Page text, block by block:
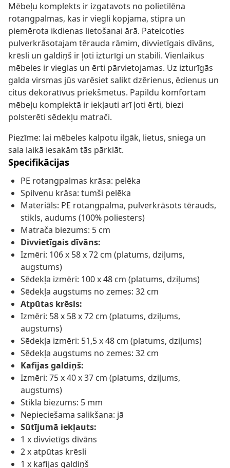
Mēbeļu komplekts ir izgatavots no polietilēna
rotangpalmas, kas ir viegli kopjama, stipra un
piemērota ikdienas lietošanai ārā. Pateicoties
pulverkrāsotajam tērauda rāmim, divvietīgais dīvāns,
krēsli un galdiņš ir ļoti izturīgi un stabili. Vienlaikus
mēbeles ir vieglas un ērti pārvietojamas. Uz izturīgās
galda virsmas jūs varēsiet salikt dzērienus, ēdienus un
citus dekoratīvus priekšmetus. Papildu komfortam
mēbeļu komplektā ir iekļauti arī ļoti ērti, biezi
polsterēti sēdekļu matrači.
Piezīme: lai mēbeles kalpotu ilgāk, lietus, sniega un
sala laikā iesakām tās pārklāt.
Specifikācijas
PE rotangpalmas krāsa: pelēka
Spilvenu krāsa: tumši pelēka
Materiāls: PE rotangpalma, pulverkrāsots tērauds,
stikls, audums (100% poliesters)
Matrača biezums: 5 cm
Divvietīgais dīvāns:
Izmēri: 106 x 58 x 72 cm (platums, dziļums,
augstums)
Sēdekļa izmēri: 100 x 48 cm (platums, dziļums)
Sēdekļa augstums no zemes: 32 cm
Atpūtas krēsls:
Izmēri: 58 x 58 x 72 cm (platums, dziļums,
augstums)
Sēdekļa izmēri: 51,5 x 48 cm (platums, dziļums)
Sēdekļa augstums no zemes: 32 cm
Kafijas galdiņš:
Izmēri: 75 x 40 x 37 cm (platums, dziļums,
augstums)
Stikla biezums: 5 mm
Nepieciešama salikšana: jā
Sūtījumā iekļauts:
1 x divvietīgs dīvāns
2 x atpūtas krēsli
1 x kafijas galdiņš